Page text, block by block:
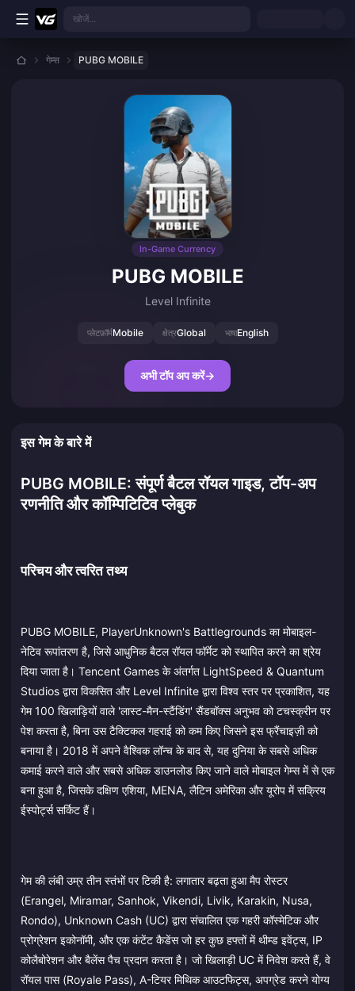
मुख्य सामग्री पर जाएं
खोजें...
गेम्स PUBG MOBILE
In-Game Currency
PUBG MOBILE
Level Infinite
प्लेटफ़ॉर्मMobile क्षेत्रGlobal भाषाEnglish
अभी टॉप अप करें→
इस गेम के बारे में
PUBG MOBILE: संपूर्ण बैटल रॉयल गाइड, टॉप-अप
रणनीति और कॉम्पिटिटिव प्लेबुक
परिचय और त्वरित तथ्य
PUBG MOBILE, PlayerUnknown's Battlegrounds का मोबाइल-
नेटिव रूपांतरण है, जिसे आधुनिक बैटल रॉयल फॉर्मेट को स्थापित करने का श्रेय
दिया जाता है। Tencent Games के अंतर्गत LightSpeed & Quantum
Studios द्वारा विकसित और Level Infinite द्वारा विश्व स्तर पर प्रकाशित, यह
गेम 100 खिलाड़ियों वाले 'लास्ट-मैन-स्टैंडिंग' सैंडबॉक्स अनुभव को टचस्क्रीन पर
पेश करता है, बिना उस टैक्टिकल गहराई को कम किए जिसने इस फ्रैंचाइज़ी को
बनाया है। 2018 में अपने वैश्विक लॉन्च के बाद से, यह दुनिया के सबसे अधिक
कमाई करने वाले और सबसे अधिक डाउनलोड किए जाने वाले मोबाइल गेम्स में से एक
बना हुआ है, जिसके दक्षिण एशिया, MENA, लैटिन अमेरिका और यूरोप में सक्रिय
ईस्पोर्ट्स सर्किट हैं।
गेम की लंबी उम्र तीन स्तंभों पर टिकी है: लगातार बढ़ता हुआ मैप रोस्टर
(Erangel, Miramar, Sanhok, Vikendi, Livik, Karakin, Nusa,
Rondo), Unknown Cash (UC) द्वारा संचालित एक गहरी कॉस्मेटिक और
प्रोग्रेशन इकोनॉमी, और एक कंटेंट कैडेंस जो हर कुछ हफ्तों में थीम्ड इवेंट्स, IP
कोलैबोरेशन और बैलेंस पैच प्रदान करता है। जो खिलाड़ी UC में निवेश करते हैं, वे
रॉयल पास (Royale Pass), A-टियर मिथिक आउटफिट्स, अपग्रेड करने योग्य